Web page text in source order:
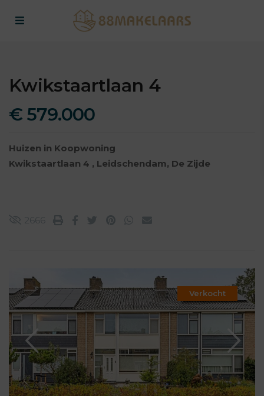
Kwikstaartlaan 4
€ 579.000
Huizen in Koopwoning
Kwikstaartlaan 4 , Leidschendam, De Zijde
2666
Verkocht